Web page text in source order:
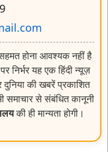
होना आवश्यक नहीं है
निर्भर यह एक हिंदी न्यूज़
की खबरें प्रकाशित
समाचार से संबंधित कानूनी
की ही मान्यता होगी।